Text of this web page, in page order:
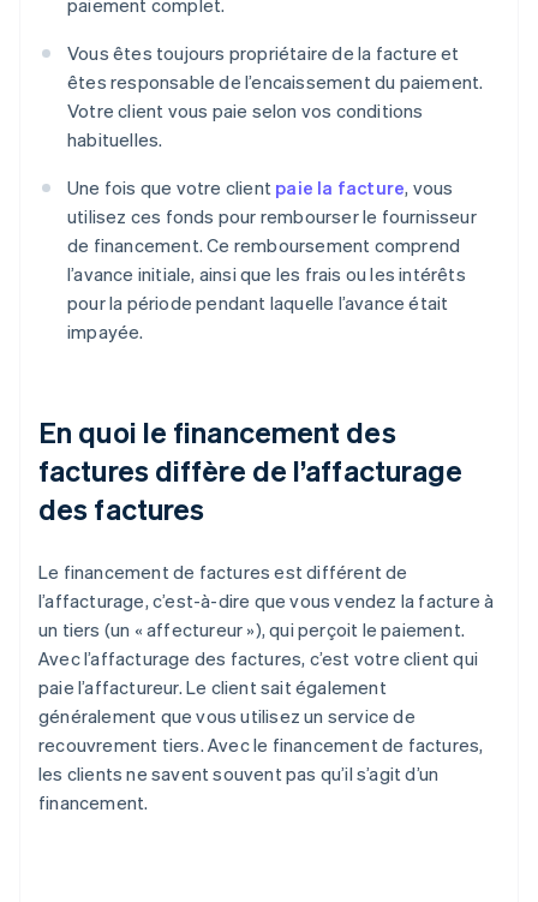
paiement complet.
Vous êtes toujours propriétaire de la facture et
êtes responsable de l’encaissement du paiement.
Votre client vous paie selon vos conditions
habituelles.
Une fois que votre client paie la facture, vous
utilisez ces fonds pour rembourser le fournisseur
de financement. Ce remboursement comprend
l’avance initiale, ainsi que les frais ou les intérêts
pour la période pendant laquelle l’avance était
impayée.
En quoi le financement des
factures diffère de l’affacturage
des factures
Le financement de factures est différent de
l’affacturage, c’est-à-dire que vous vendez la facture à
un tiers (un « affectureur »), qui perçoit le paiement.
Avec l’affacturage des factures, c’est votre client qui
paie l’affactureur. Le client sait également
généralement que vous utilisez un service de
recouvrement tiers. Avec le financement de factures,
les clients ne savent souvent pas qu’il s’agit d’un
financement.